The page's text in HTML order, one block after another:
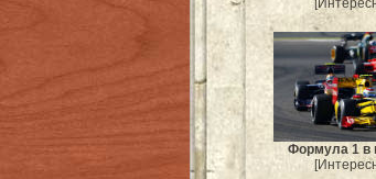
Формула 1 в